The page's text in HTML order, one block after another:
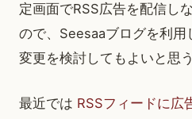
定画面でRSS広告を配信し
ので、Seesaaブログを利
変更を検討してもよいと思う
最近では RSSフィードに広